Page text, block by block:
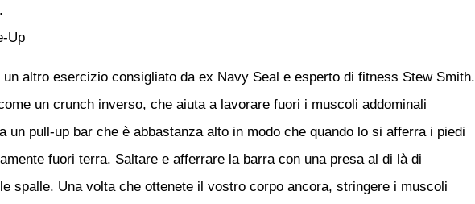
Up
un altro esercizio consigliato da ex Navy Seal e esperto di fitness Stew Smith.
un crunch inverso, che aiuta a lavorare fuori i muscoli addominali
un pull-up bar che è abbastanza alto in modo che quando lo si afferra i piedi
fuori terra. Saltare e afferrare la barra con una presa al di là di
spalle. Una volta che ottenete il vostro corpo ancora, stringere i muscoli